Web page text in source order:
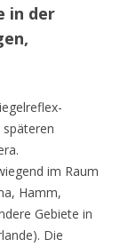
in der
im Raum
Hamm,
Gebiete in
Die